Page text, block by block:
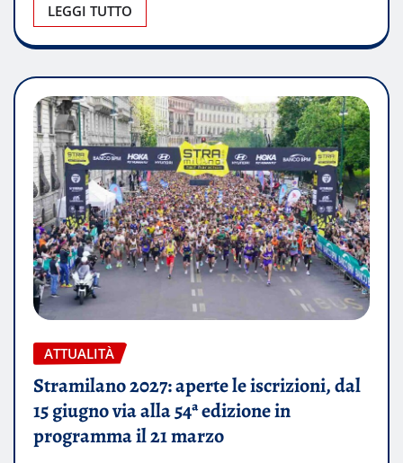
LEGGI TUTTO
ATTUALITÀ
Stramilano 2027: aperte le iscrizioni, dal
15 giugno via alla 54ª edizione in
programma il 21 marzo